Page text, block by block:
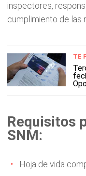
inspectores,
cumplimiento de las
TE
Requisitos
SNM:
Hoja de vida